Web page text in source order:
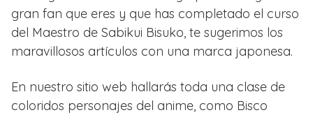
gran fan que eres y que has completado el curso
del Maestro de Sabikui Bisuko, te sugerimos los
maravillosos artículos con una marca japonesa.
En nuestro sitio web hallarás toda una clase de
coloridos personajes del anime, como Bisco